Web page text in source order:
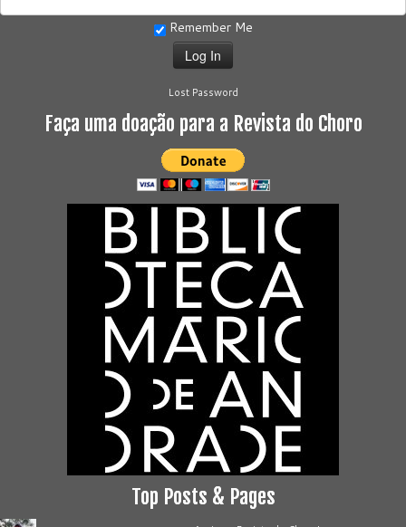
Remember Me
Lost Password
Faça uma doação para a Revista do Choro
Top Posts & Pages